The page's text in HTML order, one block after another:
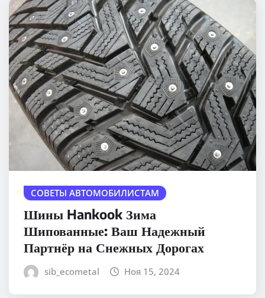
СОВЕТЫ АВТОМОБИЛИСТАМ
Шины Hankook Зима
Шипованные: Ваш Надежный
Партнёр на Снежных Дорогах
sib_ecometal Ноя 15, 2024